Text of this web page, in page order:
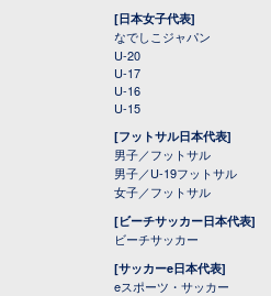
[日本女子代表]
なでしこジャパン
U-20
U-17
U-16
U-15
[フットサル日本代表]
男子／フットサル
男子／U-19フットサル
女子／フットサル
[ビーチサッカー日本代表]
ビーチサッカー
[サッカーe日本代表]
eスポーツ・サッカー